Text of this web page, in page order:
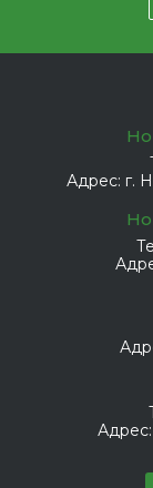
Адрес: г.
Адрес: